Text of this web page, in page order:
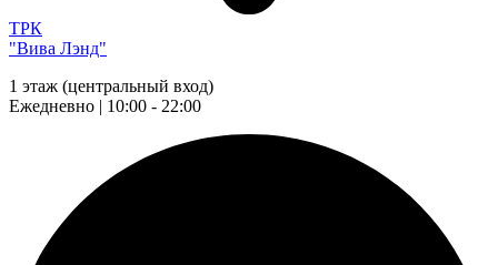
ТРК
"Вива Лэнд"
1 этаж (центральный вход)
Ежедневно | 10:00 - 22:00